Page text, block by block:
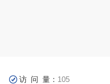
访 问 量： 105